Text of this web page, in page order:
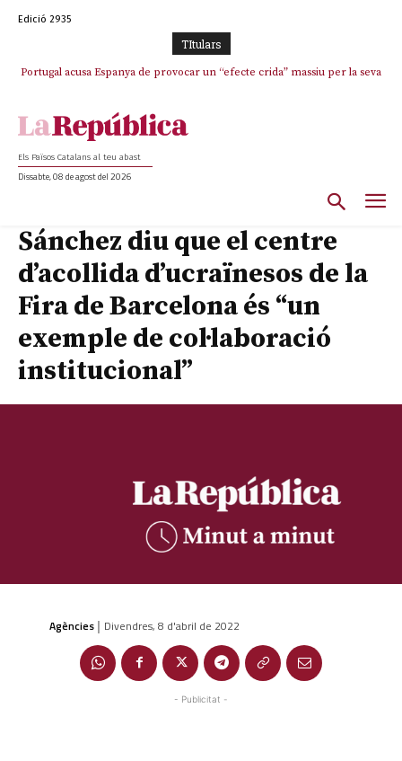
Edició 2935
TItulars
Portugal acusa Espanya de provocar un “efecte crida” massiu per la seva
Els Països Catalans al teu abast
Dissabte, 08 de agost del 2026
Sánchez diu que el centre
d’acollida d’ucraïnesos de la
Fira de Barcelona és “un
exemple de col·laboració
institucional”
Agències | Divendres, 8 d'abril de 2022
- Publicitat -